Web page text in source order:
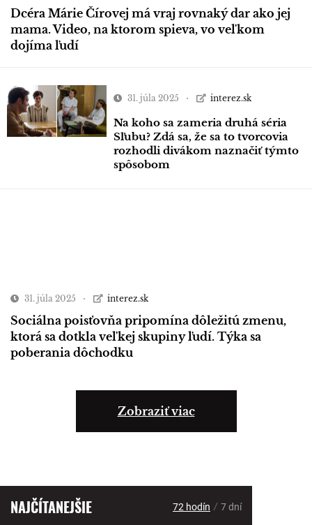
Dcéra Márie Čírovej má vraj rovnaký dar ako jej
mama. Video, na ktorom spieva, vo veľkom
dojíma ľudí
31. júla 2025 interez.sk
Na koho sa zameria druhá séria
Sľubu? Zdá sa, že sa to tvorcovia
rozhodli divákom naznačiť týmto
spôsobom
31. júla 2025 interez.sk
Sociálna poisťovňa pripomína dôležitú zmenu,
ktorá sa dotkla veľkej skupiny ľudí. Týka sa
poberania dôchodku
Zobraziť viac
NAJČÍTANEJŠIE 72 hodín / 7 dní